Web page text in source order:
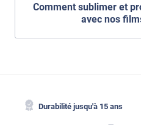
Comment sublimer et
avec nos
Durabilité jusqu'à 15 ans